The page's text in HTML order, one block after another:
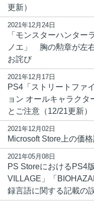
更新）
2021年12月24日
「モンスターハンター
ノエ」 胸の勲章が左
お詫び
2021年12月17日
PS4「ストリートファ
ョン オールキャラク
とご注意（12/21更新）
2021年12月02日
Microsoft Store上の価
2021年05月08日
PS StoreにおけるPS4
VILLAGE」「
録言語に関する記載の